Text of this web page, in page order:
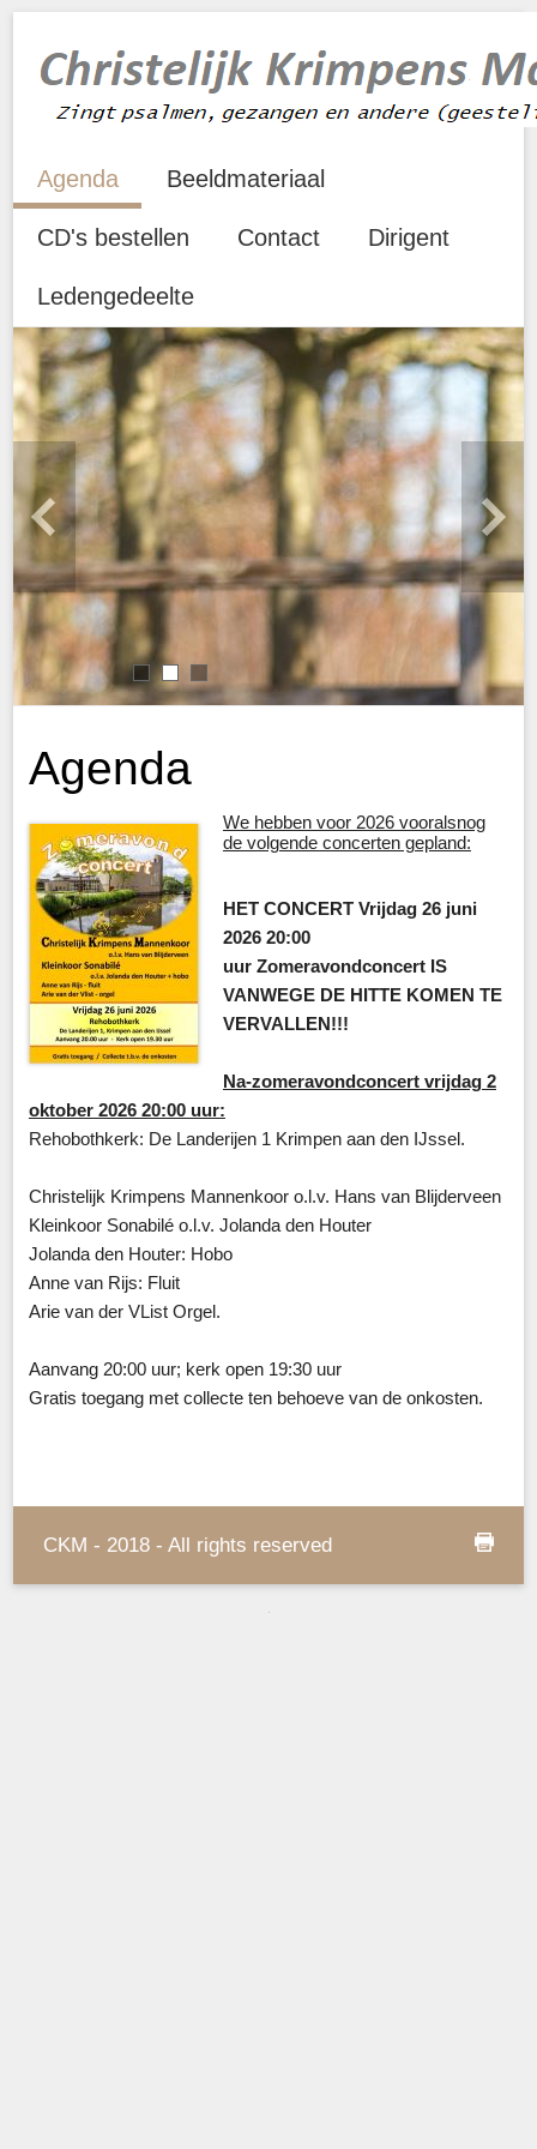
Agenda Beeldmateriaal
CD's bestellen Contact Dirigent
Ledengedeelte
Previous
Agenda
We hebben voor 2026 vooralsnog
de volgende concerten gepland:
HET CONCERT Vrijdag 26 juni
2026 20:00
uur Zomeravondconcert IS
VANWEGE DE HITTE KOMEN TE
VERVALLEN!!!
Na-zomeravondconcert vrijdag 2
oktober 2026 20:00 uur:
Rehobothkerk: De Landerijen 1 Krimpen aan den IJssel.
Christelijk Krimpens Mannenkoor o.l.v. Hans van Blijderveen
Kleinkoor Sonabilé o.l.v. Jolanda den Houter
Jolanda den Houter: Hobo
Anne van Rijs: Fluit
Arie van der VList Orgel.
Aanvang 20:00 uur; kerk open 19:30 uur
Gratis toegang met collecte ten behoeve van de onkosten.
CKM - 2018 - All rights reserved print